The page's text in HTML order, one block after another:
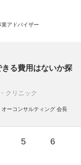
アドバイザー
る費用はないか探
クリニック
ーコンサルティング 会長
5 6